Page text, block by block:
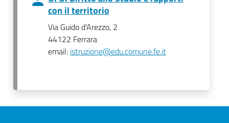
con il territorio
Via Guido d'Arezzo, 2
44122 Ferrara
email: istruzione@edu.comune.fe.it